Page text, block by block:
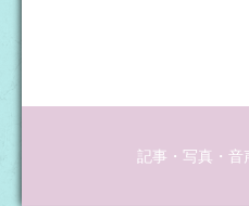
記事・写真・